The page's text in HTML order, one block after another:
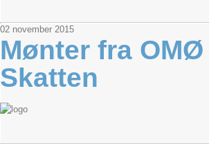
02 november 2015
Mønter fra OMØ
Skatten